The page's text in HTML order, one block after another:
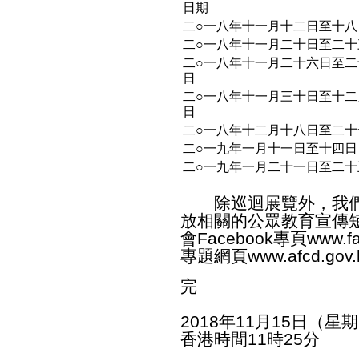
日期
二○一八年十一月十二日至十
二○一八年十一月二十日至二
二○一八年十一月二十六日至
日
二○一八年十一月三十日至十
日
二○一八年十二月十八日至二
二○一九年一月十一日至十四日
二○一九年一月二十一日至二
除巡迴展覽外，我們
放相關的公眾教育宣傳
會Facebook專頁
專題網頁
完
2018年11月15日（星
香港時間11時25分